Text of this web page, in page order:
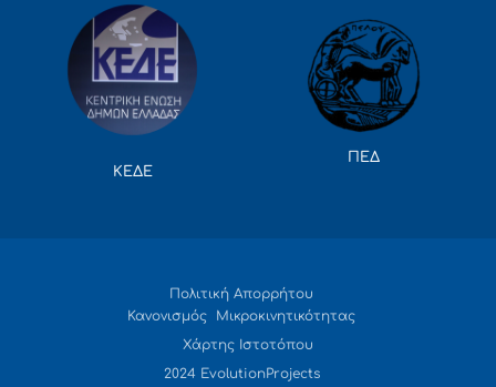
ΚΕΔΕ
ΠΕΔ
Πολιτική Απορρήτου
Κανονισμός Μικροκινητικότητας
Χάρτης Ιστοτόπου
2024 EvolutionProjects